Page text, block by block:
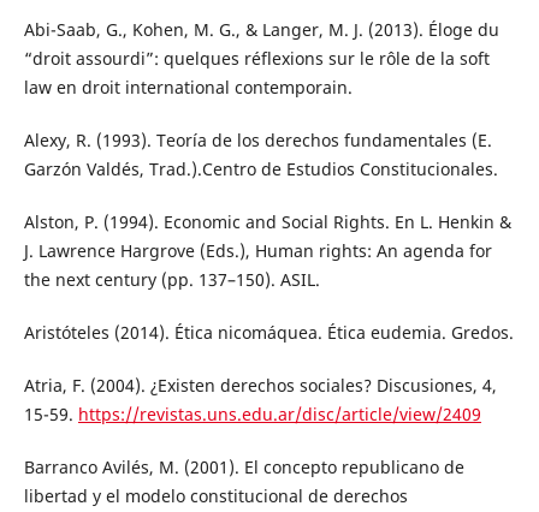
Abi-Saab, G., Kohen, M. G., & Langer, M. J. (2013). Éloge du
“droit assourdi”: quelques réflexions sur le rôle de la soft
law en droit international contemporain.
Alexy, R. (1993). Teoría de los derechos fundamentales (E.
Garzón Valdés, Trad.).Centro de Estudios Constitucionales.
Alston, P. (1994). Economic and Social Rights. En L. Henkin &
J. Lawrence Hargrove (Eds.), Human rights: An agenda for
the next century (pp. 137–150). ASIL.
Aristóteles (2014). Ética nicomáquea. Ética eudemia. Gredos.
Atria, F. (2004). ¿Existen derechos sociales? Discusiones, 4,
15-59. https://revistas.uns.edu.ar/disc/article/view/2409
Barranco Avilés, M. (2001). El concepto republicano de
libertad y el modelo constitucional de derechos